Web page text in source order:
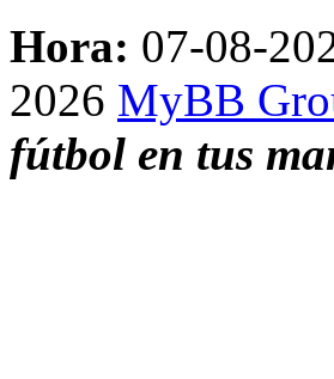
Hora: 07-08-
2026 MyBB
fútbol en tus